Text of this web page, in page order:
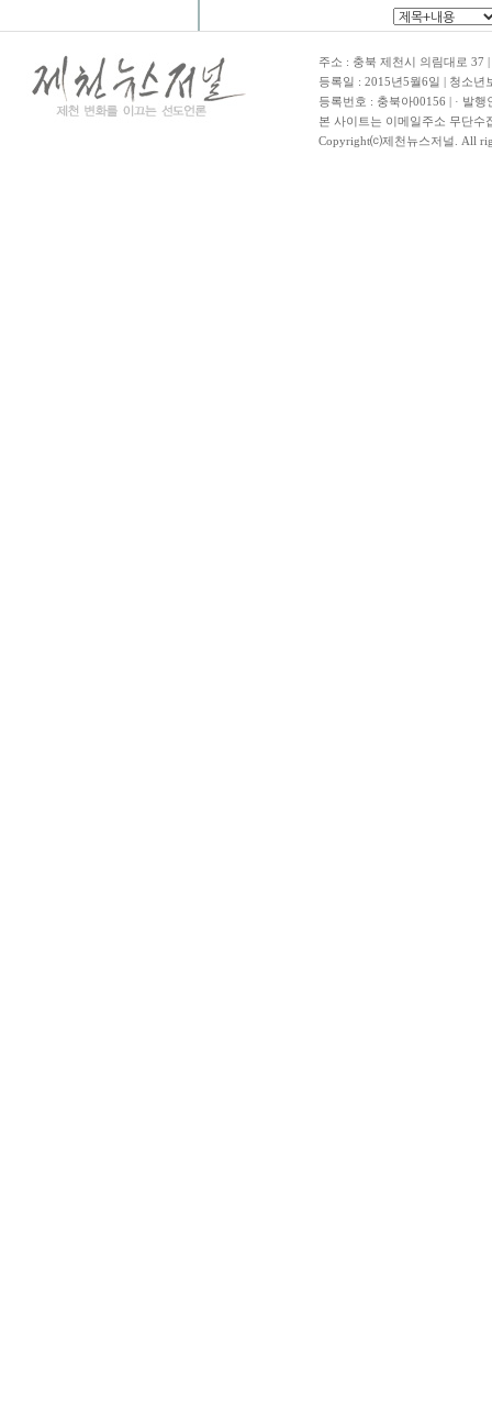
주소 : 충북 제천시 의림대로 37
등록일 : 2015년5월6일 | 청소
등록번호 : 충북아00156 | · 발
본 사이트는 이메일주소 무단수
Copyright⒞제천뉴스저널. All